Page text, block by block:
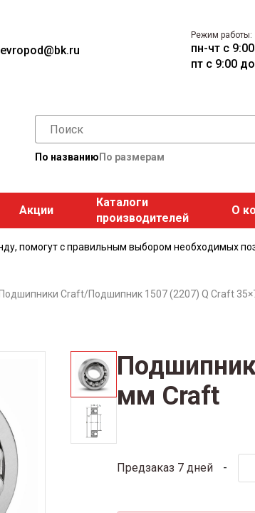
evropod@bk.ru
Режим работы:
пн-чт с
пт с 9:00
По названию По размерам
Акции
Каталоги
производителей
О
помогут с правильным выбором необходимых
Подшипники Craft/Подшипник 1507 (2207) Q Craft
мм Craft
Предзаказ 7 дней -